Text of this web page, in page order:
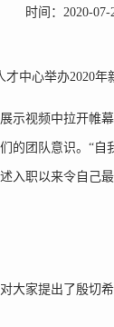
时间： 2020-07-
心举办2020年
视频中拉开帷幕
的团队意识。“
入职以来令自己
家提出了殷切